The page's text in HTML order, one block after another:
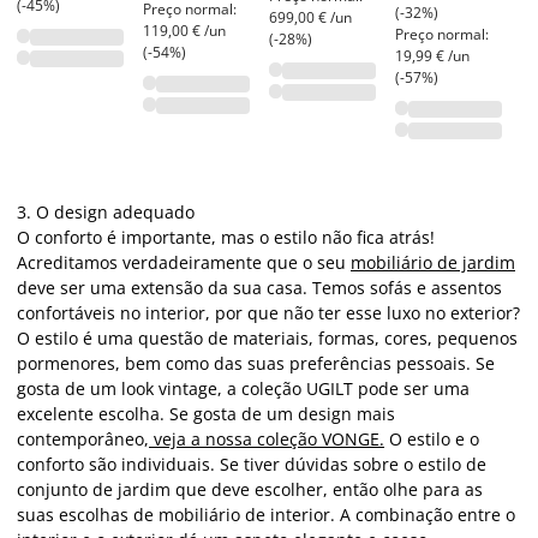
(-45%)
Preço normal:
119,00 € /un
(-54%)
699,00 € /un
(-28%)
(-32%)
Preço normal:
19,99 € /un
(-57%)
3. O design adequado
O conforto é importante, mas o estilo não fica atrás!
Acreditamos verdadeiramente que o seu mobiliário de jardim
deve ser uma extensão da sua casa. Temos sofás e assentos
confortáveis no interior, por que não ter esse luxo no exterior?
O estilo é uma questão de materiais, formas, cores, pequenos
pormenores, bem como das suas preferências pessoais. Se
gosta de um look vintage, a coleção UGILT pode ser uma
excelente escolha. Se gosta de um design mais
contemporâneo, veja a nossa coleção VONGE. O estilo e o
conforto são individuais. Se tiver dúvidas sobre o estilo de
conjunto de jardim que deve escolher, então olhe para as
suas escolhas de mobiliário de interior. A combinação entre o